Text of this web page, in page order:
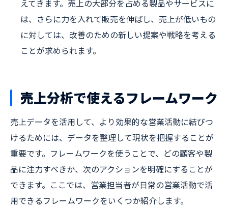
えてきます。売上の大部分を占める製品やサービスに
は、さらに力を入れて販売を伸ばし、売上が低いもの
に対しては、改善のための新しい提案や戦略を考える
ことが求められます。
売上分析で使えるフレームワーク
売上データを活用して、より効果的な営業活動に結びつ
けるためには、データを整理して現状を把握することが
重要です。フレームワークを使うことで、どの顧客や製
品に注力すべきか、次のアクションを明確にすることが
できます。ここでは、営業担当者が日常の営業活動で活
用できるフレームワークをいくつか紹介します。